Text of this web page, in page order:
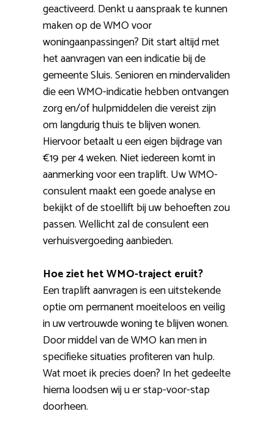
geactiveerd. Denkt u aanspraak te kunnen
maken op de WMO voor
woningaanpassingen? Dit start altijd met
het aanvragen van een indicatie bij de
gemeente Sluis. Senioren en mindervaliden
die een WMO-indicatie hebben ontvangen
zorg en/of hulpmiddelen die vereist zijn
om langdurig thuis te blijven wonen.
Hiervoor betaalt u een eigen bijdrage van
€19 per 4 weken. Niet iedereen komt in
aanmerking voor een traplift. Uw WMO-
consulent maakt een goede analyse en
bekijkt of de stoellift bij uw behoeften zou
passen. Wellicht zal de consulent een
verhuisvergoeding aanbieden.
Hoe ziet het WMO-traject eruit?
Een traplift aanvragen is een uitstekende
optie om permanent moeiteloos en veilig
in uw vertrouwde woning te blijven wonen.
Door middel van de WMO kan men in
specifieke situaties profiteren van hulp.
Wat moet ik precies doen? In het gedeelte
hierna loodsen wij u er stap-voor-stap
doorheen.